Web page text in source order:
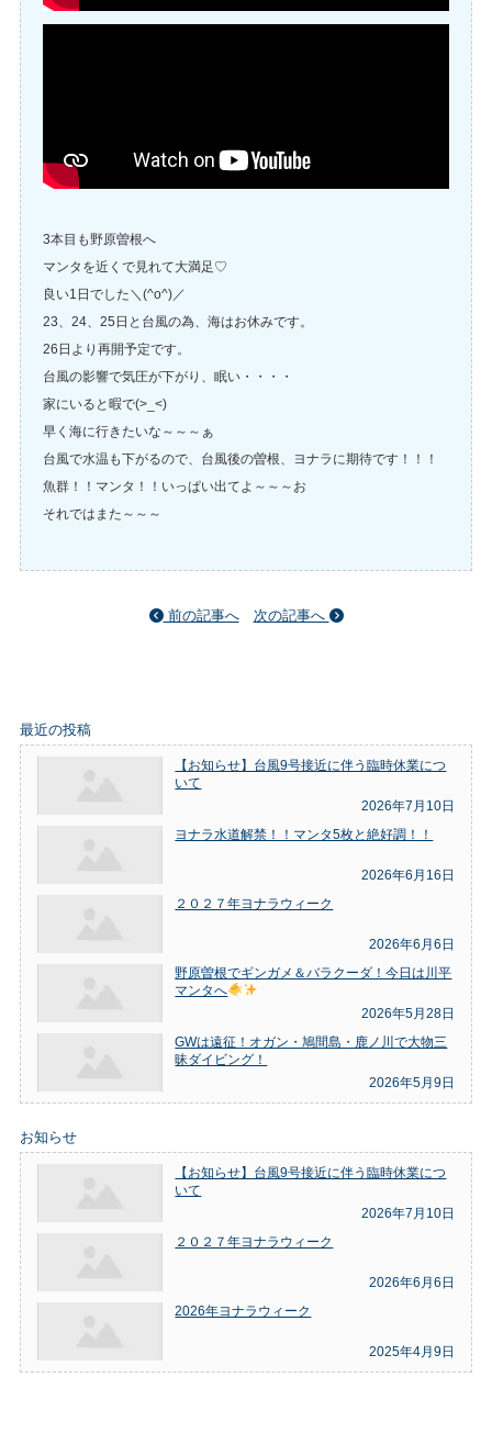
3本目も野原曽根へ
マンタを近くで見れて大満足♡
良い1日でした＼(^o^)／
23、24、25日と台風の為、海はお休みです。
26日より再開予定です。
台風の影響で気圧が下がり、眠い・・・・
家にいると暇で(>_<)
早く海に行きたいな～～～ぁ
台風で水温も下がるので、台風後の曽根、ヨナラに期待です！！！
魚群！！マンタ！！いっぱい出てよ～～～お
それではまた～～～
前の記事へ 次の記事へ
最近の投稿
【お知らせ】台風9号接近に伴う臨時休業につ
いて
2026年7月10日
ヨナラ水道解禁！！マンタ5枚と絶好調！！
2026年6月16日
２０２７年ヨナラウィーク
2026年6月6日
野原曽根でギンガメ＆バラクーダ！今日は川平
マンタへ
2026年5月28日
GWは遠征！オガン・鳩間島・鹿ノ川で大物三
昧ダイビング！
2026年5月9日
お知らせ
【お知らせ】台風9号接近に伴う臨時休業につ
いて
2026年7月10日
２０２７年ヨナラウィーク
2026年6月6日
2026年ヨナラウィーク
2025年4月9日